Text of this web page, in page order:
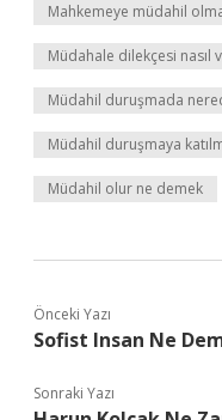
Mahkemeye müdahil
Müdahale dilekçesi nasıl
Müdahil duruşmada
Müdahil duruşmaya
Müdahil olur ne demek
Önceki Yazı
Sofist Insan Ne
Sonraki Yazı